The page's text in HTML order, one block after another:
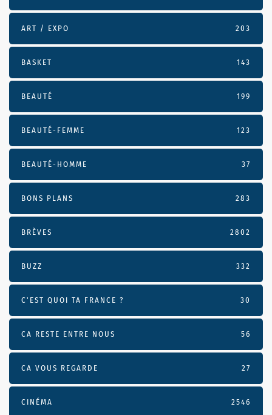
ART / EXPO 203
BASKET 143
BEAUTÉ 199
BEAUTÉ-FEMME 123
BEAUTÉ-HOMME 37
BONS PLANS 283
BRÈVES 2802
BUZZ 332
C'EST QUOI TA FRANCE ? 30
CA RESTE ENTRE NOUS 56
CA VOUS REGARDE 27
CINÉMA 2546